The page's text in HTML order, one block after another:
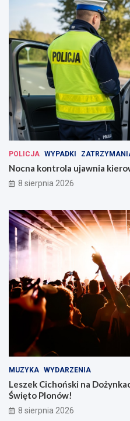
POLICJA WYPADKI
Nocna kontrola ujawnia
8 sierpnia 2026
MUZYKA WYDARZENIA
Leszek Cichoński na
Święto Plonów!
8 sierpnia 2026